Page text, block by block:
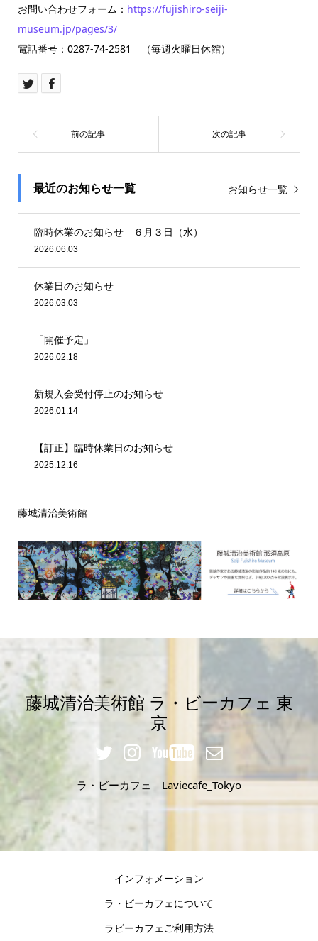
お問い合わせフォーム： https://fujishiro-seiji-
museum.jp/pages/3/
電話番号：0287-74-2581 （毎週火曜日休館）
最近のお知らせ一覧 お知らせ一覧
臨時休業のお知らせ ６月３日（水）
2026.06.03
休業日のお知らせ
2026.03.03
「開催予定」
2026.02.18
新規入会受付停止のお知らせ
2026.01.14
【訂正】臨時休業日のお知らせ
2025.12.16
藤城清治美術館
藤城清治美術館 ラ・ビーカフェ 東
京
ラ・ビーカフェ Laviecafe_Tokyo
インフォメーション
ラ・ビーカフェについて
ラビーカフェご利用方法